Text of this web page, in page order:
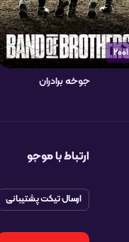
2001
جوخه برادران
ارتباط با موجو
ارسال تیکت پشتیبانی